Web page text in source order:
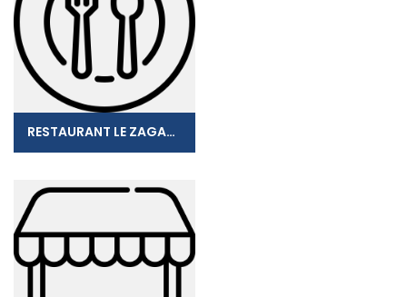
RESTAURANT LE ZAGAYA